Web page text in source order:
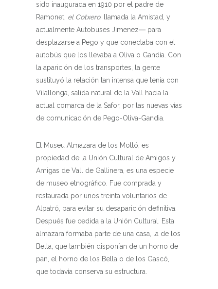
sido inaugurada en 1910 por el padre de
Ramonet, el Cotxero, llamada la Amistad, y
actualmente Autobuses Jimenez― para
desplazarse a Pego y que conectaba con el
autobús que los llevaba a Oliva o Gandia. Con
la aparición de los transportes, la gente
sustituyó la relación tan intensa que tenía con
Vilallonga, salida natural de la Vall hacia la
actual comarca de la Safor, por las nuevas vías
de comunicación de Pego-Oliva-Gandia.
El Museu Almazara de los Moltó, es
propiedad de la Unión Cultural de Amigos y
Amigas de Vall de Gallinera, es una especie
de museo etnográfico. Fue comprada y
restaurada por unos treinta voluntarios de
Alpatró, para evitar su desaparición definitiva.
Después fue cedida a la Unión Cultural. Esta
almazara formaba parte de una casa, la de los
Bella, que también disponían de un horno de
pan, el horno de los Bella o de los Gascó,
que todavía conserva su estructura.